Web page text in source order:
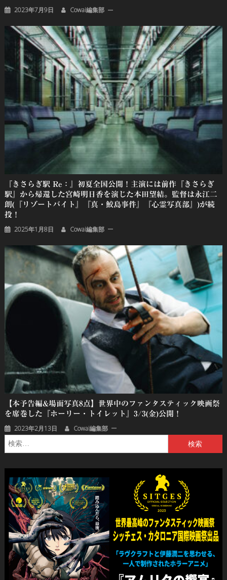
2023年7月9日 Cowai編集部
『きさらぎ駅 Re：』初夏全国公開！主演には前作『きさらぎ
駅』から帰還した宮崎明日香を演じた本田望結。監督は永江二
朗(『リゾートバイト』『真・鮫島事件』『心霊写真部』)が続
投！
2025年1月8日 Cowai編集部
【本予告編&場面写真8点】世界中のファンタスティック映画祭
を席巻した『ホーリー・トイレット』3/3(金)公開！
2023年2月13日 Cowai編集部
索: